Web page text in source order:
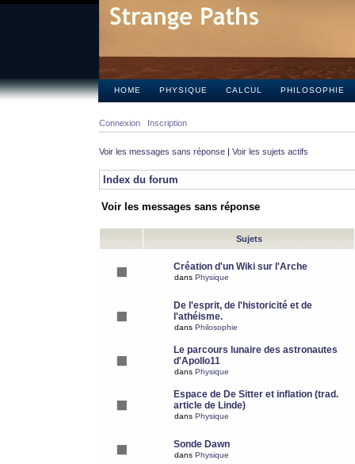
HOME PHYSIQUE CALCUL PHILOSOPHIE
Connexion Inscription
Voir les messages sans réponse | Voir les sujets actifs
Index du forum
Voir les messages sans réponse
Sujets
Création d'un Wiki sur l'Arche
dans Physique
De l'esprit, de l'historicité et de
l'athéisme.
dans Philosophie
Le parcours lunaire des astronautes
d'Apollo11
dans Physique
Espace de De Sitter et inflation (trad.
article de Linde)
dans Physique
Sonde Dawn
dans Physique